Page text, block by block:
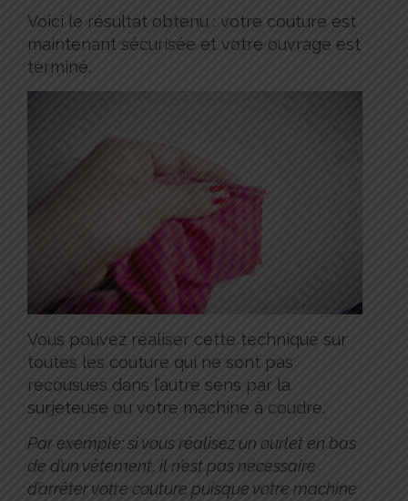
Voici le résultat obtenu : votre couture est
maintenant sécurisée et votre ouvrage est
terminé.
Vous pouvez réaliser cette technique sur
toutes les couture qui ne sont pas
recousues dans l’autre sens par la
surjeteuse ou votre machine à coudre.
Par exemple: si vous réalisez un ourlet en bas
de d’un vêtement, il n’est pas nécessaire
d’arrêter votre couture puisque votre machine